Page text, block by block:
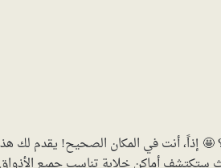
أنت في المكان الصحيح! يقدم لك هذا